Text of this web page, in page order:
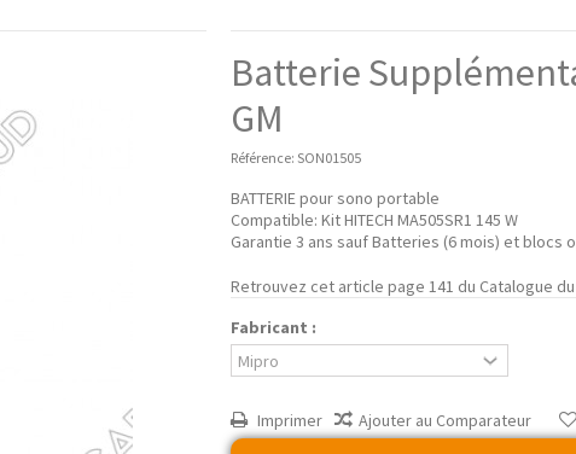
Batterie
GM
Référence: SON01505
BATTERIE pour sono portable
Compatible: Kit HITECH MA505SR1 145 W
Garantie 3 ans sauf Batteries (6 mois) et blocs
Retrouvez cet article page 141 du Catalogue
Fabricant :
Imprimer Ajouter au Comparateur